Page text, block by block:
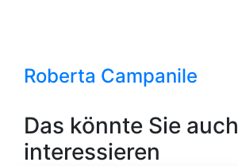
Roberta Campanile
Das könnte Sie auch
interessieren